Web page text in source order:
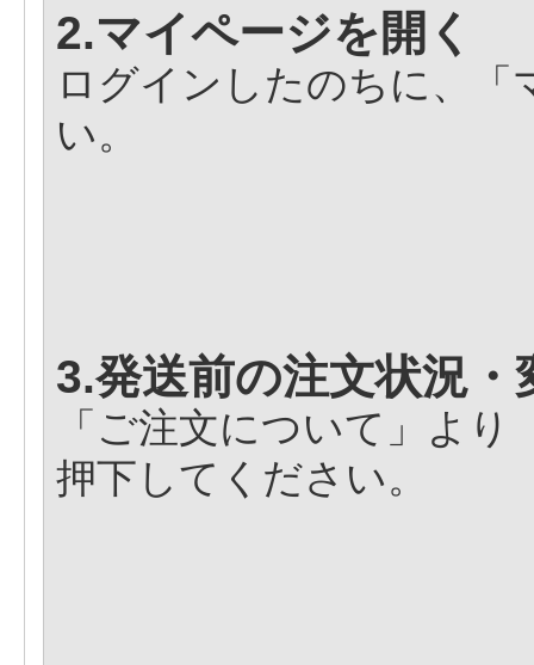
2.マイページを開く
ログインしたのちに、
い。
3.発送前の注文状況・
「ご注文について」よ
押下してください。